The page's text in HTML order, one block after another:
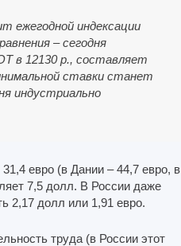
ежегодной индексации
– сегодня
в 12130 р., составляет
ставки станет
индустриально
евро (в Дании – 44,7 евро, в
7,5 долл. В России даже
2,17 долл или 1,91 евро.
труда (в России этот